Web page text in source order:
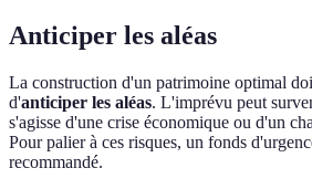
Anticiper les aléas
La construction d'un patrimoine optimal
d'anticiper les aléas. L'imprévu peut
s'agisse d'une crise économique ou d'un
Pour palier à ces risques, un fonds
recommandé.